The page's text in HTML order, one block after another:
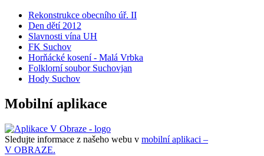
Rekonstrukce obecního úř. II
Den dětí 2012
Slavnosti vína UH
FK Suchov
Horňácké kosení - Malá Vrbka
Folklorní soubor Suchovjan
Hody Suchov
Mobilní aplikace
Sledujte informace z našeho webu v mobilní aplikaci –
V OBRAZE.